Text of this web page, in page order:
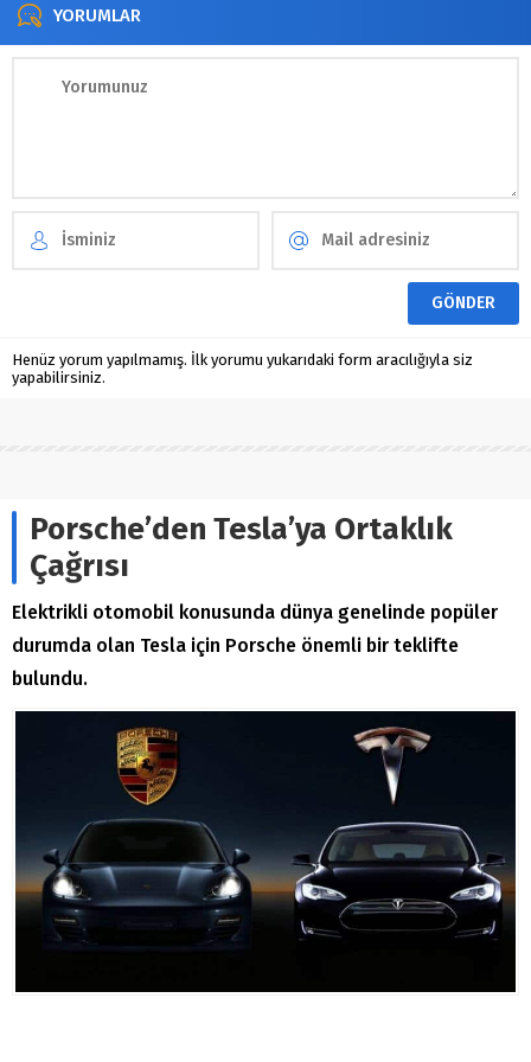
YORUMLAR
Henüz yorum yapılmamış. İlk yorumu yukarıdaki form aracılığıyla siz
yapabilirsiniz.
Porsche’den Tesla’ya Ortaklık
Çağrısı
Elektrikli otomobil konusunda dünya genelinde popüler
durumda olan Tesla için Porsche önemli bir teklifte
bulundu.